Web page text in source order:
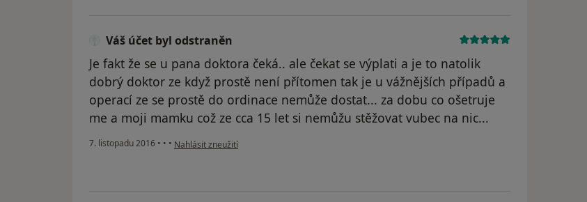
Váš účet byl odstraněn
Je fakt že se u pana doktora čeká.. ale čekat se výplati a je to natolik
dobrý doktor ze když prostě není přítomen tak je u vážnějších případů a
operací ze se prostě do ordinace nemůže dostat... za dobu co ošetruje
me a moji mamku což ze cca 15 let si nemůžu stěžovat vubec na nic...
7. listopadu 2016 • • • podle názoru uživatele Váš účet byl odstraněn
Nahlásit zneužití